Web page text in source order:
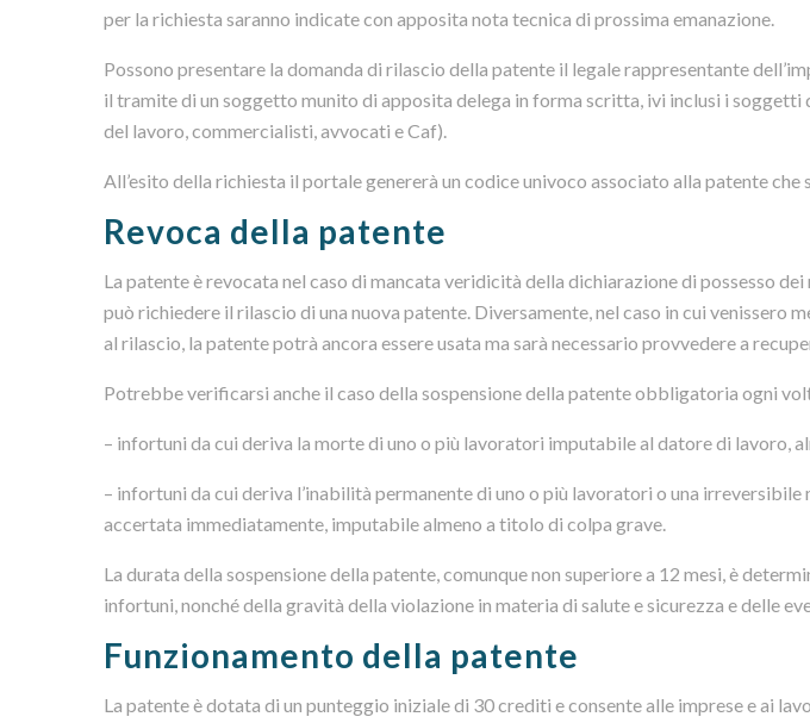
per la richiesta saranno indicate con apposita nota tecnica di prossima emanazione.
Possono presentare la domanda di rilascio della patente il legale rappresentante
il tramite di un soggetto munito di apposita delega in forma scritta, ivi inclusi i soggetti
del lavoro, commercialisti, avvocati e Caf).
All’esito della richiesta il portale genererà un codice univoco associato alla patente che
Revoca della patente
La patente è revocata nel caso di mancata veridicità della dichiarazione di possesso
può richiedere il rilascio di una nuova patente. Diversamente, nel caso in cui venissero
al rilascio, la patente potrà ancora essere usata ma sarà necessario provvedere a
Potrebbe verificarsi anche il caso della sospensione della patente obbligatoria ogni
– infortuni da cui deriva la morte di uno o più lavoratori imputabile al datore di lavoro,
– infortuni da cui deriva l’inabilità permanente di uno o più lavoratori o una
accertata immediatamente, imputabile almeno a titolo di colpa grave.
La durata della sospensione della patente, comunque non superiore a 12 mesi, è
infortuni, nonché della gravità della violazione in materia di salute e sicurezza e delle
Funzionamento della patente
La patente è dotata di un punteggio iniziale di 30 crediti e consente alle imprese e ai